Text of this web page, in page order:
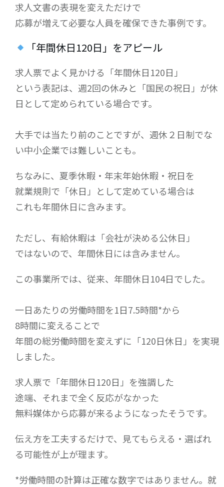
求人文書の表現を変えただけで
応募が増えて必要な人員を確保できた事例です。
「年間休日120日」をアピール
求人票でよく見かける「年間休日120日」
という表記は、週2回の休みと「国民の祝日」が休
日として定められている場合です。
大手では当たり前のことですが、週休２日制でな
い中小企業では難しいことも。
ちなみに、夏季休暇・年末年始休暇・祝日を
就業規則で「休日」として定めている場合は
これも年間休日に含みます。
ただし、有給休暇は「会社が決める公休日」
ではないので、年間休日には含みません。
この事業所では、従来、年間休日104日でした。
一日あたりの労働時間を1日7.5時間*から
8時間に変えることで
年間の総労働時間を変えずに「120日休日」を実現
しました。
求人票で「年間休日120日」を強調した
途端、それまで全く反応がなかった
無料媒体から応募が来るようになったそうです。
伝え方を工夫するだけで、見てもらえる・選ばれ
る可能性が上が理ます。
*労働時間の計算は正確な数字ではありません。就